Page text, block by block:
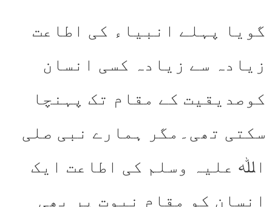
گویا پہلے انبیاء کی اطاعت
زیادہ سے زیادہ کسی انسان
کوصدیقیت کے مقام تک پہنچا
سکتی تھی۔مگر ہمارے نبی صلی
اﷲ علیہ وسلم کی اطاعت ایک
انسان کو مقام نبوت پر بھی